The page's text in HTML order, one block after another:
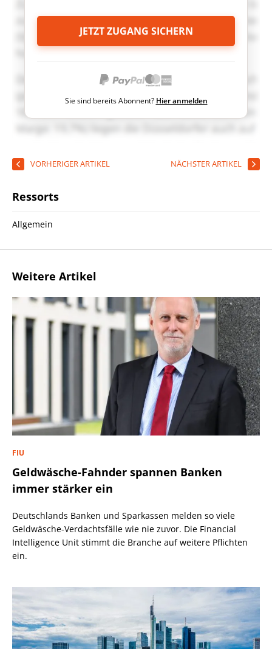
JETZT ZUGANG SICHERN
Sie sind bereits Abonnent? Hier anmelden
VORHERIGER ARTIKEL NÄCHSTER ARTIKEL
Ressorts
Allgemein
Weitere Artikel
FIU
Geldwäsche-Fahnder spannen Banken
immer stärker ein
Deutschlands Banken und Sparkassen melden so viele
Geldwäsche-Verdachtsfälle wie nie zuvor. Die Financial
Intelligence Unit stimmt die Branche auf weitere Pflichten
ein.